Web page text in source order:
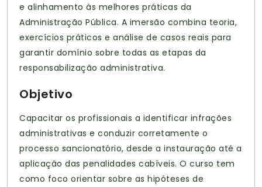
e alinhamento às melhores práticas da
Administração Pública. A imersão combina teoria,
exercícios práticos e análise de casos reais para
garantir domínio sobre todas as etapas da
responsabilização administrativa.
Objetivo
Capacitar os profissionais a identificar infrações
administrativas e conduzir corretamente o
processo sancionatório, desde a instauração até a
aplicação das penalidades cabíveis. O curso tem
como foco orientar sobre as hipóteses de